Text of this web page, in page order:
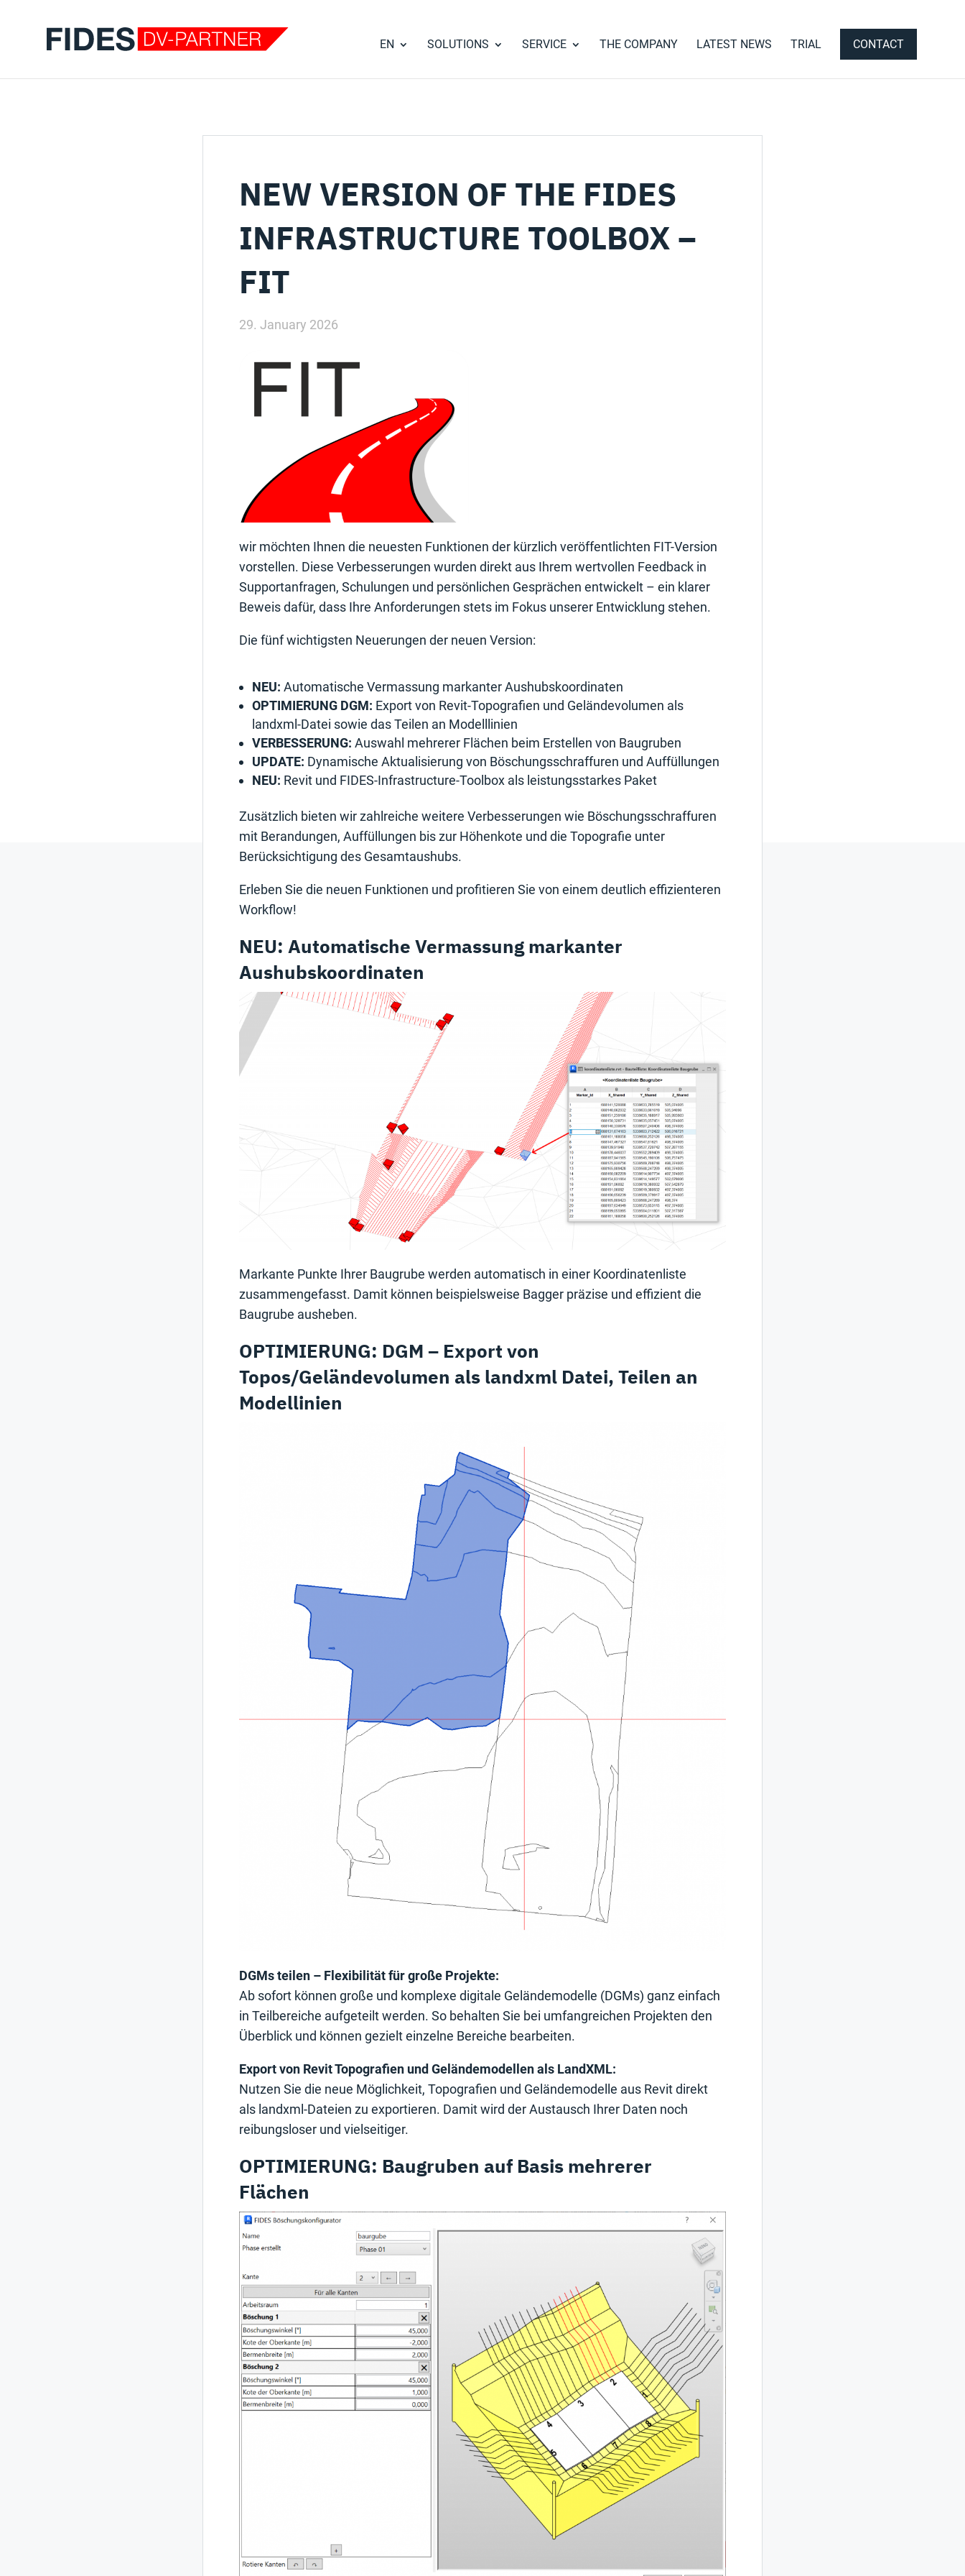
EN SOLUTIONS SERVICE THE COMPANY LATEST NEWS TRIAL CONTACT
NEW VERSION OF THE FIDES
INFRASTRUCTURE TOOLBOX –
FIT
29. January 2026
wir möchten Ihnen die neuesten Funktionen der kürzlich veröffentlichten FIT-Version
vorstellen. Diese Verbesserungen wurden direkt aus Ihrem wertvollen Feedback in
Supportanfragen, Schulungen und persönlichen Gesprächen entwickelt – ein klarer
Beweis dafür, dass Ihre Anforderungen stets im Fokus unserer Entwicklung stehen.
Die fünf wichtigsten Neuerungen der neuen Version:
NEU: Automatische Vermassung markanter Aushubskoordinaten
OPTIMIERUNG DGM: Export von Revit-Topografien und Geländevolumen als
landxml-Datei sowie das Teilen an Modelllinien
VERBESSERUNG: Auswahl mehrerer Flächen beim Erstellen von Baugruben
UPDATE: Dynamische Aktualisierung von Böschungsschraffuren und Auffüllungen
NEU: Revit und FIDES-Infrastructure-Toolbox als leistungsstarkes Paket
Zusätzlich bieten wir zahlreiche weitere Verbesserungen wie Böschungsschraffuren
mit Berandungen, Auffüllungen bis zur Höhenkote und die Topografie unter
Berücksichtigung des Gesamtaushubs.
Erleben Sie die neuen Funktionen und profitieren Sie von einem deutlich effizienteren
Workflow!
NEU: Automatische Vermassung markanter
Aushubskoordinaten
Markante Punkte Ihrer Baugrube werden automatisch in einer Koordinatenliste
zusammengefasst. Damit können beispielsweise Bagger präzise und effizient die
Baugrube ausheben.
OPTIMIERUNG: DGM – Export von
Topos/Geländevolumen als landxml Datei, Teilen an
Modellinien
DGMs teilen – Flexibilität für große Projekte:
Ab sofort können große und komplexe digitale Geländemodelle (DGMs) ganz einfach
in Teilbereiche aufgeteilt werden. So behalten Sie bei umfangreichen Projekten den
Überblick und können gezielt einzelne Bereiche bearbeiten.
Export von Revit Topografien und Geländemodellen als LandXML:
Nutzen Sie die neue Möglichkeit, Topografien und Geländemodelle aus Revit direkt
als landxml-Dateien zu exportieren. Damit wird der Austausch Ihrer Daten noch
reibungsloser und vielseitiger.
OPTIMIERUNG: Baugruben auf Basis mehrerer
Flächen